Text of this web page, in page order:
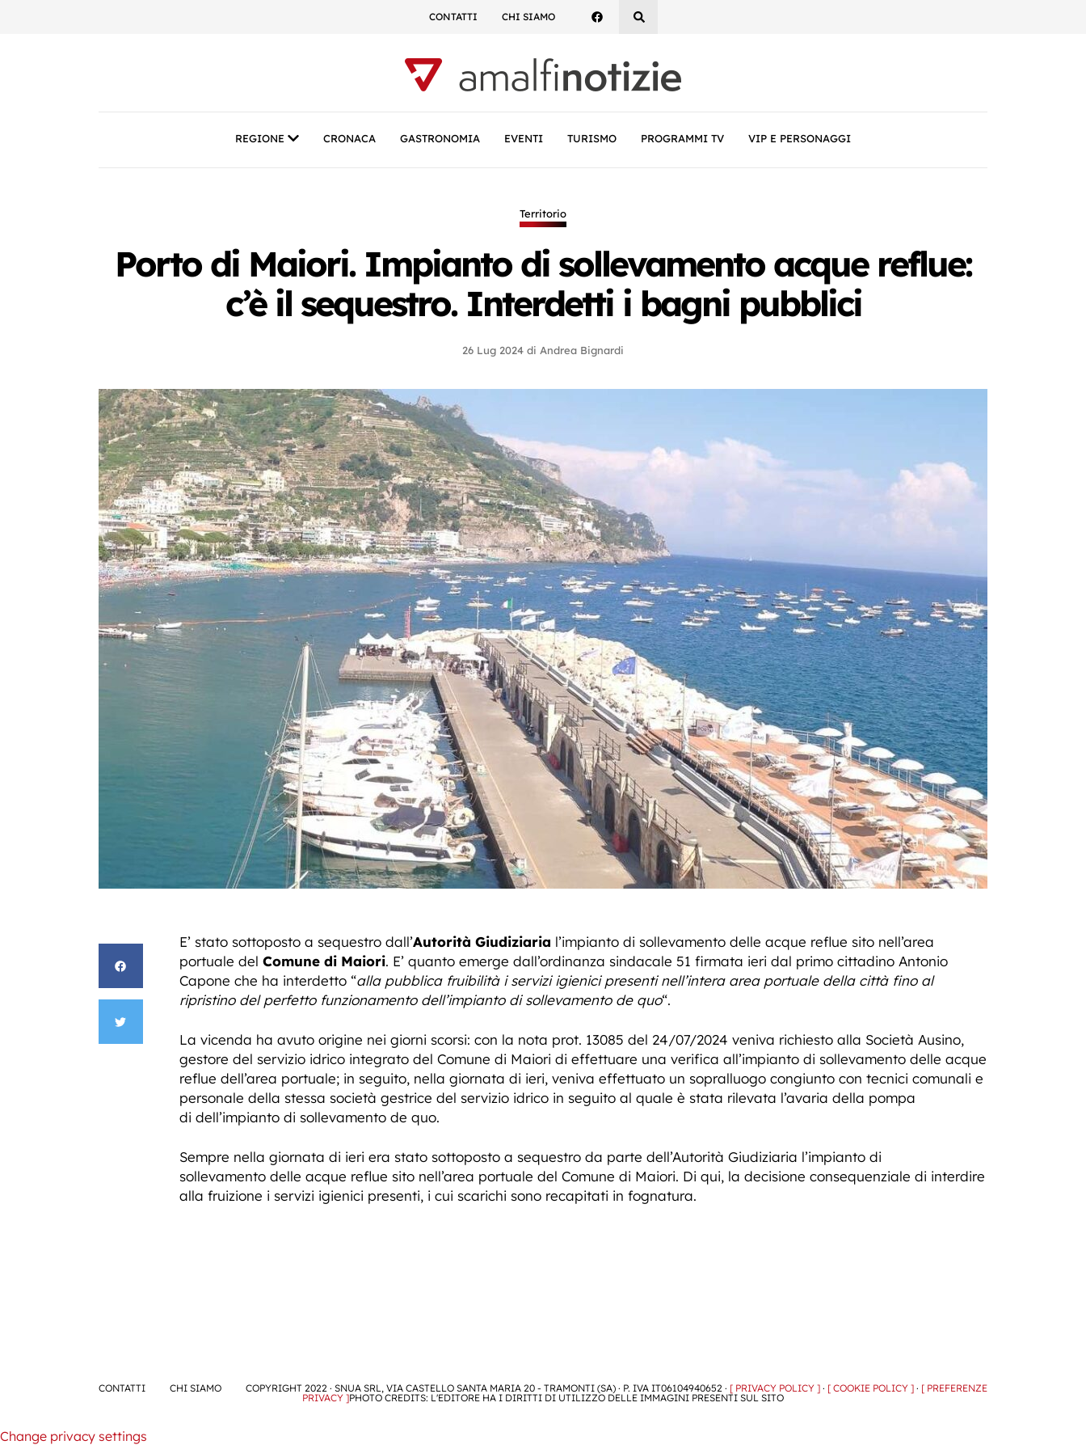
CONTATTI CHI SIAMO
REGIONE CRONACA GASTRONOMIA EVENTI TURISMO PROGRAMMI TV VIP E PERSONAGGI
Territorio
Porto di Maiori. Impianto di sollevamento acque reflue:
c’è il sequestro. Interdetti i bagni pubblici
26 Lug 2024 di Andrea Bignardi
E’ stato sottoposto a sequestro dall’Autorità Giudiziaria l’impianto di sollevamento delle acque reflue sito nell’area
portuale del Comune di Maiori. E’ quanto emerge dall’ordinanza sindacale 51 firmata ieri dal primo cittadino Antonio
Capone che ha interdetto “alla pubblica fruibilità i servizi igienici presenti nell’intera area portuale della città fino al
ripristino del perfetto funzionamento dell’impianto di sollevamento de quo“.
La vicenda ha avuto origine nei giorni scorsi: con la nota prot. 13085 del 24/07/2024 veniva richiesto alla Società Ausino,
gestore del servizio idrico integrato del Comune di Maiori di effettuare una verifica all’impianto di sollevamento delle acque
reflue dell’area portuale; in seguito, nella giornata di ieri, veniva effettuato un sopralluogo congiunto con tecnici comunali e
personale della stessa società gestrice del servizio idrico in seguito al quale è stata rilevata l’avaria della pompa
di dell’impianto di sollevamento de quo.
Sempre nella giornata di ieri era stato sottoposto a sequestro da parte dell’Autorità Giudiziaria l’impianto di
sollevamento delle acque reflue sito nell’area portuale del Comune di Maiori. Di qui, la decisione consequenziale di interdire
alla fruizione i servizi igienici presenti, i cui scarichi sono recapitati in fognatura.
CONTATTI CHI SIAMO COPYRIGHT 2022 · SNUA SRL, VIA CASTELLO SANTA MARIA 20 - TRAMONTI (SA) · P. IVA IT06104940652 · [ PRIVACY POLICY ] · [ COOKIE POLICY ] · [ PREFERENZE
PRIVACY ]PHOTO CREDITS: L'EDITORE HA I DIRITTI DI UTILIZZO DELLE IMMAGINI PRESENTI SUL SITO
Change privacy settings